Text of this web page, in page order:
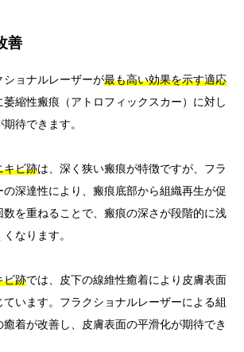
善
ショナルレーザーが最も高い効果を示す適応
萎縮性瘢痕（アトロフィックスカー）に対し
待できます。
キビ跡は、深く狭い瘢痕が特徴ですが、フラ
の深達性により、瘢痕底部から組織再生が促
を重ねることで、瘢痕の深さが段階的に浅
なります。
ビ跡では、皮下の線維性癒着により皮膚表面
います。フラクショナルレーザーによる組
着が改善し、皮膚表面の平滑化が期待でき